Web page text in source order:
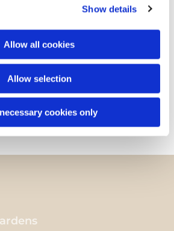
Show details
Allow all cookies
Allow selection
cookies only